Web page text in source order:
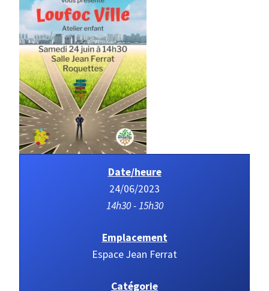
Date/heure
24/06/2023
14h30 - 15h30
Emplacement
Espace Jean Ferrat
Catégorie